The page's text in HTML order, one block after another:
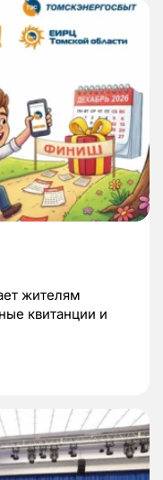
жителям
квитанции и